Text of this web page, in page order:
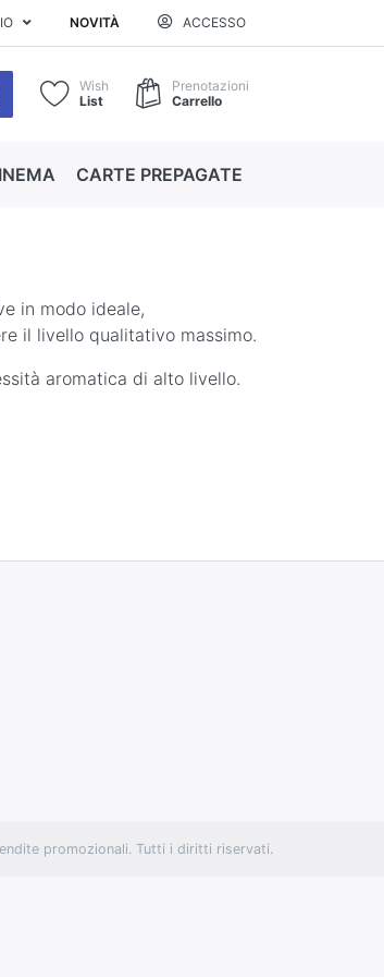
NOVITÀ ACCESSO
Wish
List
Prenotazioni
Carrello
CARTE PREPAGATE
in modo ideale,
il livello qualitativo massimo.
aromatica di alto livello.
promozionali. Tutti i diritti riservati.